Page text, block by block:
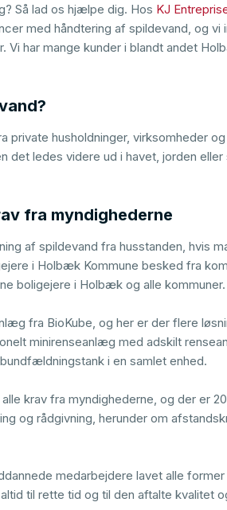
Så lad os hjælpe dig. Hos KJ
med håndtering af spildevand, og
Vi har mange kunder i blandt andet
private husholdninger, virksomheder
det ledes videre ud i havet, jorden
fra myndighederne
af spildevand fra husstanden, hvis
i Holbæk Kommune besked fra
boligejere i Holbæk og alle kommuner.
fra BioKube, og her er der flere
minirenseanlæg med adskilt
i en samlet enhed.
krav fra myndighederne, og der er
og rådgivning, herunder om
medarbejdere lavet alle
til rette tid og til den aftalte kvalitet